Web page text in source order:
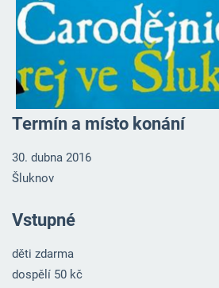
Termín a místo konání
30. dubna 2016
Šluknov
Vstupné
děti zdarma
dospělí 50 kč